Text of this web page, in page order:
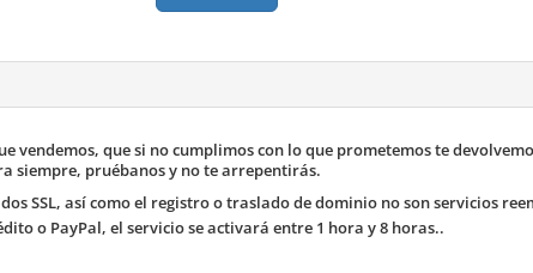
vendemos, que si no cumplimos con lo que prometemos te
siempre, pruébanos y no te arrepentirás.
SSL, así como el registro o traslado de dominio no son servicios
o PayPal, el servicio se activará entre 1 hora y 8 horas..